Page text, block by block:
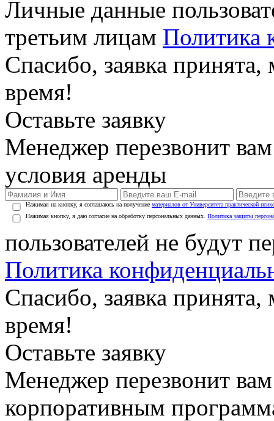
Личные данные
третьим лицам Политика
Спасибо, заявка
время!
Оставьте заявку
Менеджер перезвонит
условия аренды
Нажимая на кнопку, я соглашаюсь на получение материалов от Университета практической
Нажимая кнопку, я даю согласие на обработку персональных данных. Политика защиты
пользователей не будут
Политика
Спасибо, заявка
время!
Оставьте заявку
Менеджер перезвонит
корпоративным